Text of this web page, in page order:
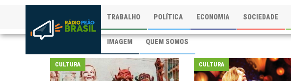
TRABALHO POLÍTICA ECONOMIA SOCIEDADE
IMAGEM QUEM SOMOS
CULTURA CULTURA